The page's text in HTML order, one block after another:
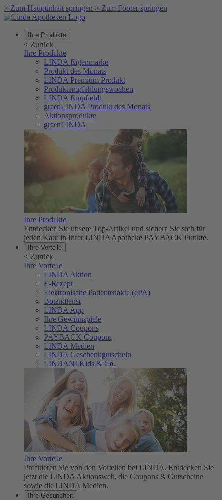
> Zum Hauptinhalt springen > Zum Footer springen
Ihre Produkte
< Zurück
Ihre Produkte
LINDA Eigenmarke
Produkt des Monats
LINDA Premium Produkt
Produktempfehlungswochen
LINDA Empfiehlt
greenLINDA Produkt des Monats
Aktionsprodukte
greenLINDA
Ihre Produkte
Entdecken Sie unsere Top-Artikel und sichern Sie sich für
jeden Kauf in Ihrer LINDA Apotheke PAYBACK Punkte.
Ihre Vorteile
< Zurück
Ihre Vorteile
LINDA Aktion
E-Rezept
Elektronische Patientenakte (ePA)
Botendienst
LINDA App
Ihre Gewinnspiele
LINDA Coupons
PAYBACK Coupons
LINDA Medien
LINDA Geschenkgutschein
LINDANI Kids & Co.
Ihre Vorteile
Profitieren Sie von den Vorteilen bei LINDA. Entdecken Sie
jetzt die LINDA Aktionswelt, die Coupons & Gutscheine
sowie die LINDA Medien.
Ihre Gesundheit